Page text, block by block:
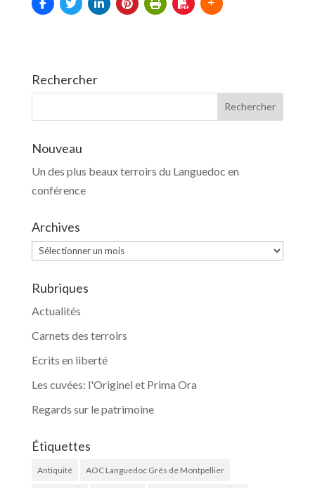
Rechercher
Nouveau
Un des plus beaux terroirs du Languedoc en
conférence
Archives
Archives
Rubriques
Actualités
Carnets des terroirs
Ecrits en liberté
Les cuvées: l'Originel et Prima Ora
Regards sur le patrimoine
Étiquettes
Antiquité AOC Languedoc Grés de Montpellier